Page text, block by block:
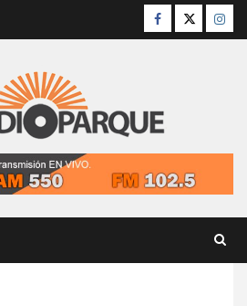
Facebook
Twitter